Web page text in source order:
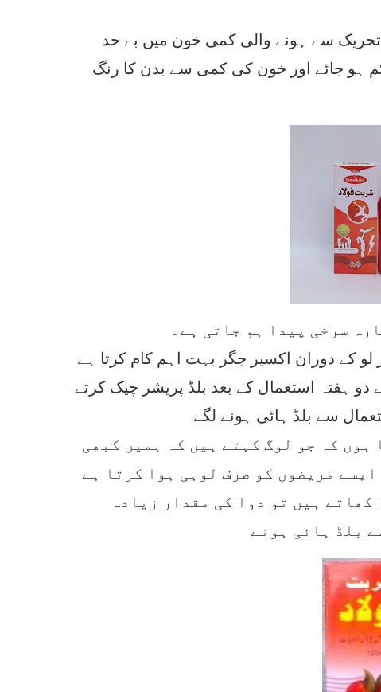
سے ہونے والی کمی خون میں بے حد
ہو جائے اور خون کی کمی سے بدن کا رنگ
سرخی پیدا ہو جاتی ہے۔
کے دوران اکسیر جگر بہت اہم کام کرتا ہے
ہفتہ استعمال کے بعد بلڈ پریشر چیک کرتے
سے بلڈ ہائی ہونے لگے
کہ جو لوگ کہتے ہیں کہ ہمیں کبھی
مریضوں کو صرف لوہی ہوا کرتا ہے
ہیں تو دوا کی مقدار زیادہ
بلڈ ہائی ہونے